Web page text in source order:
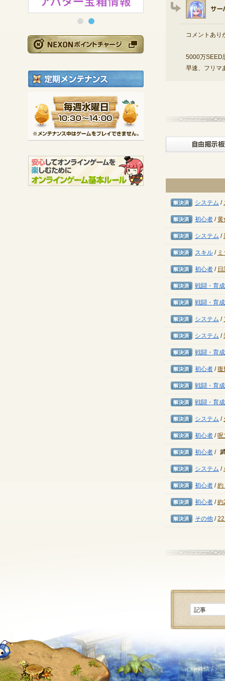
コメントあ
5000万SEED
早速、フリマ
解決済み
システム /
解決済み
初心者 /黄
解決済み
システム /
解決済み
スキル /
解決済み
初心者 /
解決済み
戦闘・育成
解決済み
戦闘・育成
解決済み
システム /
解決済み
システム /
解決済み
戦闘・育成
解決済み
初心者 /復
解決済み
戦闘・育成
解決済み
戦闘・育成
解決済み
システム /
解決済み
初心者 /呪
解決済み
初心者 /
解決済み
システム /
解決済み
初心者 /約
解決済み
初心者 /約
解決済み
その他 /